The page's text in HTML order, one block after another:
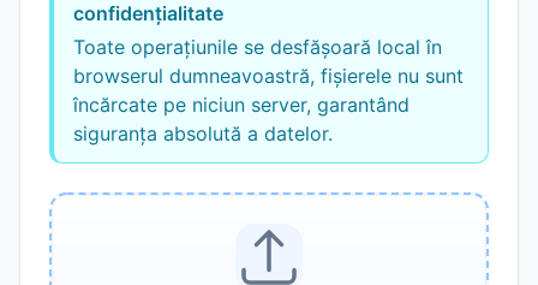
confidențialitate
Toate operațiunile se desfășoară local în
browserul dumneavoastră, fișierele nu sunt
încărcate pe niciun server, garantând
siguranța absolută a datelor.